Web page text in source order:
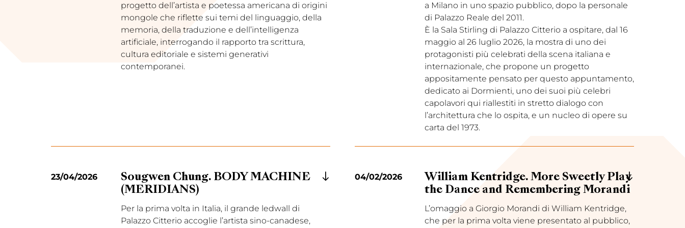
progetto dell’artista e poetessa americana di origini
mongole che riflette sui temi del linguaggio, della
memoria, della traduzione e dell’intelligenza
artificiale, interrogando il rapporto tra scrittura,
cultura editoriale e sistemi generativi
contemporanei.
a Milano in uno spazio pubblico, dopo la personale
di Palazzo Reale del 2011.
È la Sala Stirling di Palazzo Citterio a ospitare, dal 16
maggio al 26 luglio 2026, la mostra di uno dei
protagonisti più celebrati della scena italiana e
internazionale, che propone un progetto
appositamente pensato per questo appuntamento,
dedicato ai Dormienti, uno dei suoi più celebri
capolavori qui riallestiti in stretto dialogo con
l’architettura che lo ospita, e un nucleo di opere su
carta del 1973.
23/04/2026
Sougwen Chung. BODY MACHINE
(MERIDIANS)
Per la prima volta in Italia, il grande ledwall di
Palazzo Citterio accoglie l’artista sino-canadese,
04/02/2026
William Kentridge. More Sweetly Play
the Dance and Remembering Morandi
L’omaggio a Giorgio Morandi di William Kentridge,
che per la prima volta viene presentato al pubblico,